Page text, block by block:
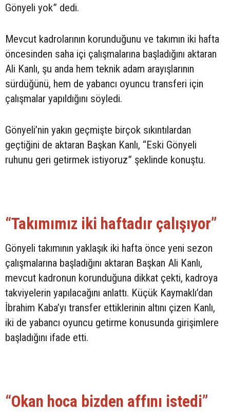
Gönyeli yok” dedi.
Mevcut kadrolarının korunduğunu ve takımın iki hafta
öncesinden saha içi çalışmalarına başladığını aktaran
Ali Kanlı, şu anda hem teknik adam arayışlarının
sürdüğünü, hem de yabancı oyuncu transferi için
çalışmalar yapıldığını söyledi.
Gönyeli’nin yakın geçmişte birçok sıkıntılardan
geçtiğini de aktaran Başkan Kanlı, “Eski Gönyeli
ruhunu geri getirmek istiyoruz” şeklinde konuştu.
“Takımımız iki haftadır çalışıyor”
Gönyeli takımının yaklaşık iki hafta önce yeni sezon
çalışmalarına başladığını aktaran Başkan Ali Kanlı,
mevcut kadronun korunduğuna dikkat çekti, kadroya
takviyelerin yapılacağını anlattı. Küçük Kaymaklı’dan
İbrahim Kaba’yı transfer ettiklerinin altını çizen Kanlı,
iki de yabancı oyuncu getirme konusunda girişimlere
başladığını ifade etti.
“Okan hoca bizden affını istedi”